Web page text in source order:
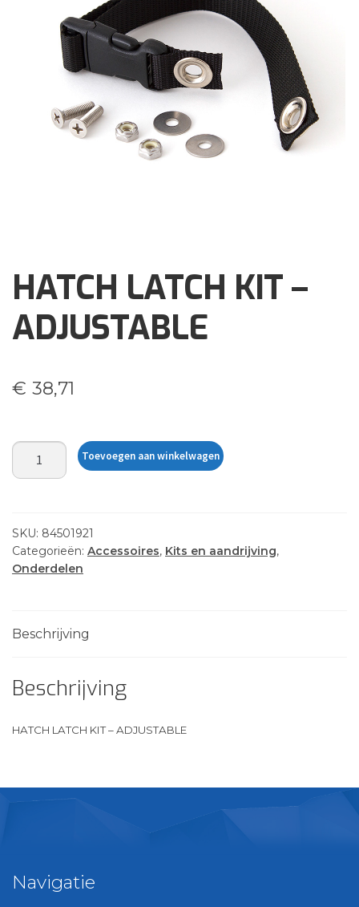
Brochures
Klantenservice
HATCH LATCH KIT –
ADJUSTABLE
€ 38,71
HATCH
LATCH
ADJUSTABLE
aantal
Toevoegen aan winkelwagen
SKU: 84501921
Categorieën: Accessoires, Kits en aandrijving,
Onderdelen
Beschrijving
Beschrijving
HATCH LATCH KIT – ADJUSTABLE
Navigatie